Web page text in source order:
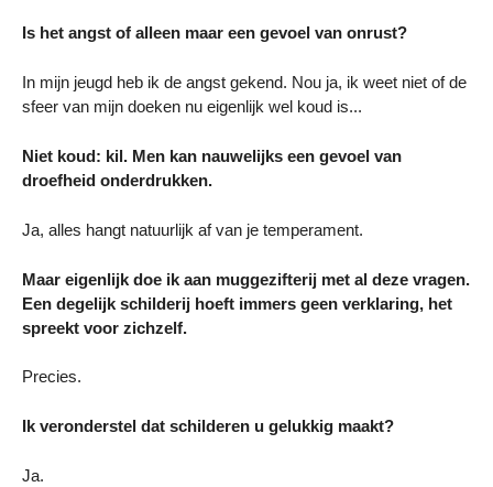
Is het angst of alleen maar een gevoel van onrust?
In mijn jeugd heb ik de angst gekend. Nou ja, ik weet niet of de
sfeer van mijn doeken nu eigenlijk wel koud is...
Niet koud: kil. Men kan nauwelijks een gevoel van
droefheid onderdrukken.
Ja, alles hangt natuurlijk af van je temperament.
Maar eigenlijk doe ik aan muggezifterij met al deze vragen.
Een degelijk schilderij hoeft immers geen verklaring, het
spreekt voor zichzelf.
Precies.
Ik veronderstel dat schilderen u gelukkig maakt?
Ja.